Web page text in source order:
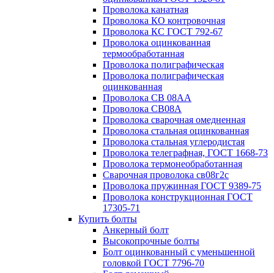
Проволока канатная
Проволока КО контровочная
Проволока КС ГОСТ 792-67
Проволока оцинкованная
термообработанная
Проволока полиграфическая
Проволока полиграфическая
оцинкованная
Проволока СВ 08АА
Проволока СВ08А
Проволока сварочная омедненная
Проволока стальная оцинкованная
Проволока стальная углеродистая
Проволока телеграфная, ГОСТ 1668-73
Проволока термонеобработанная
Сварочная проволока св08г2с
Проволока пружинная ГОСТ 9389-75
Проволока конструкционная ГОСТ
17305-71
Купить болты
Анкерный болт
Высокопрочные болты
Болт оцинкованный с уменьшенной
головкой ГОСТ 7796-70